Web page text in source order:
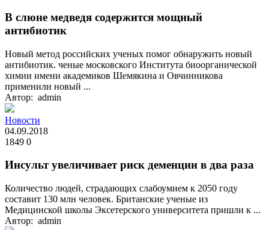
В слюне медведя содержится мощный
антибиотик
Новый метод российских ученых помог обнаружить новый
антибиотик. ченые московского Института биоорганической
химии имени академиков Шемякина и Овчинникова
применили новый ...
Автор: admin
Новости
04.09.2018
1849 0
Инсульт увеличивает риск деменции в два раза
Количество людей, страдающих слабоумием к 2050 году
составит 130 млн человек. Британские ученые из
Медицинской школы Эксетерского университета пришли к ...
Автор: admin